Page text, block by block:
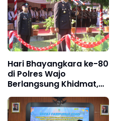
Hari Bhayangkara ke-80
di Polres Wajo
Berlangsung Khidmat,
Perkuat Semangat
Pengabdian untuk
Masyarakat